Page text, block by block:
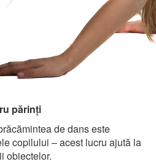
părinți
de dans este
copilului – acest lucru ajută la
obiectelor.